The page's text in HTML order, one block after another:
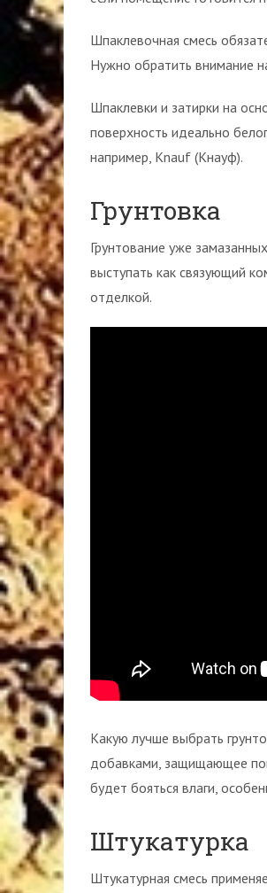
Шпаклевочная смесь
Нужно обратить внимание
Шпаклевки и затирки на
поверхность идеально
например, Knauf (Кнауф).
Грунтовка
Грунтование уже
выступать как связующий
отделкой.
Какую лучше выбрать
добавками, защищающее
будет бояться влаги,
Штукатурка
Штукатурная смесь